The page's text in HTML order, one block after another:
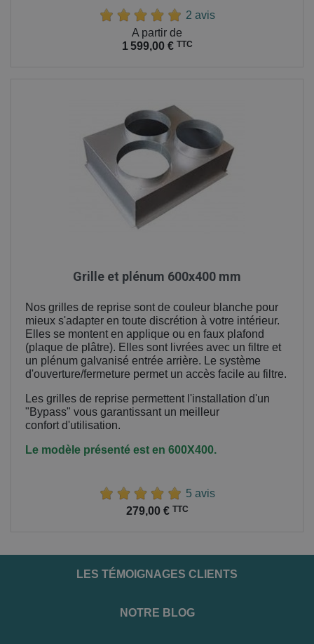
2 avis
A partir de
1 599,00 € TTC
Grille et plénum 600x400 mm
Nos grilles de reprise sont de couleur blanche pour
mieux s'adapter en toute discrétion à votre intérieur.
Elles se montent en applique ou en faux plafond
(plaque de plâtre). Elles sont livrées avec un filtre et
un plénum galvanisé entrée arrière. Le système
d'ouverture/fermeture permet un accès facile au filtre.
Les grilles de reprise permettent l'installation d'un
"Bypass" vous garantissant un meilleur
confort d'utilisation.
Le modèle présenté est en 600X400.
5 avis
279,00 € TTC
LES TÉMOIGNAGES CLIENTS
NOTRE BLOG